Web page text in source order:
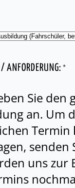
/ ANFORDERUNG: *
Sie den
an. Um
senden
uns zur